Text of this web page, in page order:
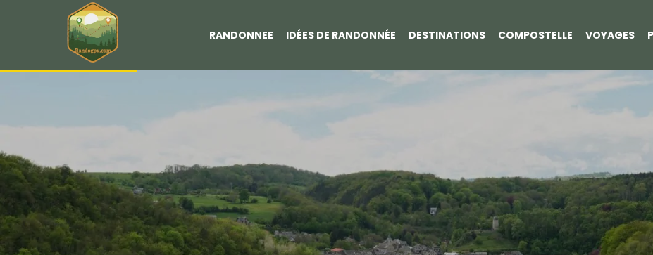
RANDONNEE IDÉES DE RANDONNÉE DESTINATIONS COMPOSTELLE VOYAGES